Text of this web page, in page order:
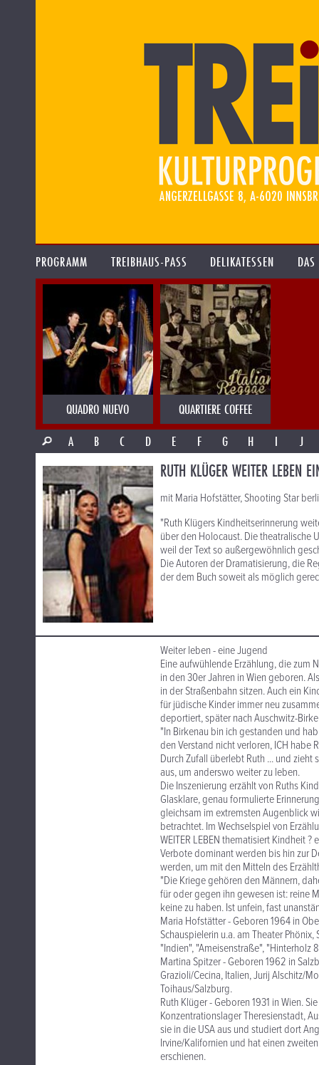
PROGRAMM TREIBHAUS-PASS DELIKATESSEN
QUADRO NUEVO
QUARTIERE COFFEE
A
B C D E F G H I J
RUTH KLÜGER WEITER LEBEN
mit Maria Hofstätter, Shooting Star
"Ruth Klügers Kindheitserinnerung
über den Holocaust. Die theatralische
weil der Text so außergewöhnlich
Die Autoren der Dramatisierung, die
der dem Buch soweit als möglich
Weiter leben - eine Jugend
Eine aufwühlende Erzählung, die zum
in den 30er Jahren in Wien geboren.
in der Straßenbahn sitzen. Auch ein
für jüdische Kinder immer neu
deportiert, später nach Auschwitz-
"In Birkenau bin ich gestanden und
den Verstand nicht verloren, ICH habe
Durch Zufall überlebt Ruth ... und
aus, um anderswo weiter zu leben.
Die Inszenierung erzählt von Ruths
Glasklare, genau formulierte
gleichsam im extremsten Augenblick
betrachtet. Im Wechselspiel von
WEITER LEBEN thematisiert Kindheit
Verbote dominant werden bis hin zur
werden, um mit den Mitteln des
"Die Kriege gehören den Männern,
für oder gegen ihn gewesen ist: reine
keine zu haben. Ist unfein, fast
Maria Hofstätter - Geboren 1964 in
Schauspielerin u.a. am Theater
"Indien", "Ameisenstraße", "Hinterholz
Martina Spitzer - Geboren 1962 in
Grazioli/Cecina, Italien, Jurij Alschitz/
Toihaus/Salzburg.
Ruth Klüger - Geboren 1931 in Wien.
Konzentrationslager Theresienstadt,
sie in die USA aus und studiert dort
Irvine/Kalifornien und hat einen
erschienen.